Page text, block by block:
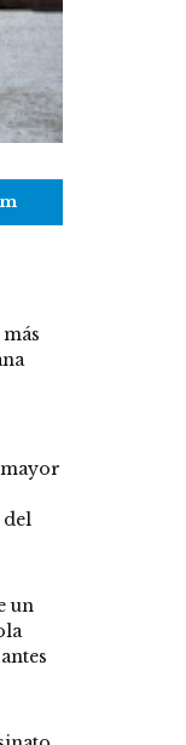
del
un